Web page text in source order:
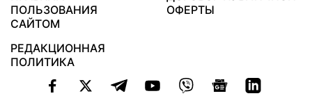
ПОЛЬЗОВАНИЯ
САЙТОМ
ОФЕРТЫ
РЕДАКЦИОННАЯ
ПОЛИТИКА